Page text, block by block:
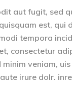
aut fugit, sed
est, qui
tempora
consectetur
veniam,
irure dolr.